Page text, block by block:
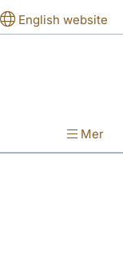
English website
Mer